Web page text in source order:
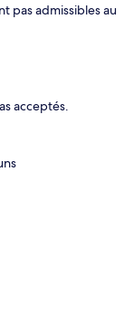
pas admissibles au
acceptés.